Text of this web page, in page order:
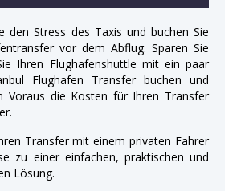
den Stress des Taxis und buchen Sie
vor dem Abflug. Sparen Sie
Ihren Flughafenshuttle mit ein paar
Flughafen Transfer buchen und
Voraus die Kosten für Ihren Transfer
Transfer mit einem privaten Fahrer
zu einer einfachen, praktischen und
Lösung.